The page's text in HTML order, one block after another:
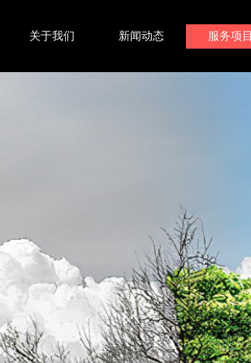
关于我们 新闻动态 服务项目